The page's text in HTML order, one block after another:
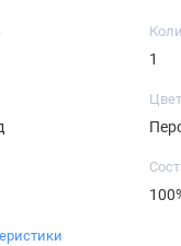
1
Цвет